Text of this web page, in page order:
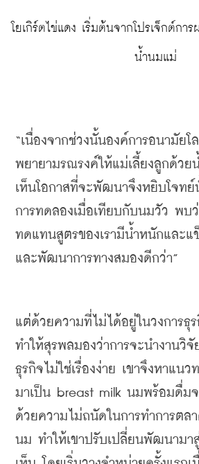
น้ำนมแม่
“เนื่องจากช่วงนั้นองค์การอนามัยโ
พยายามรณรงค์ให้แม่เลี้ยงลูกด้วย
เห็นโอกาสที่จะพัฒนาจึงหยิบโจทย์
การทดลองเมื่อเทียบกับนมวัว พบ
ทดแทนสูตรของเรามีน้ำหนักและแ
และพัฒนาการทางสมองดีกว่า”
แต่ด้วยความที่ไม่ได้อยู่ในวงการธุร
ทำให้สุรพลมองว่าการจะนำงานวิ
ธุรกิจไม่ใช่เรื่องง่าย เขาจึงหาแน
มาเป็น breast milk นมพร้อมดื่มจ
ด้วยความไม่ถนัดในการทำการตล
นม ทำให้เขาปรับเปลี่ยนพัฒนามา